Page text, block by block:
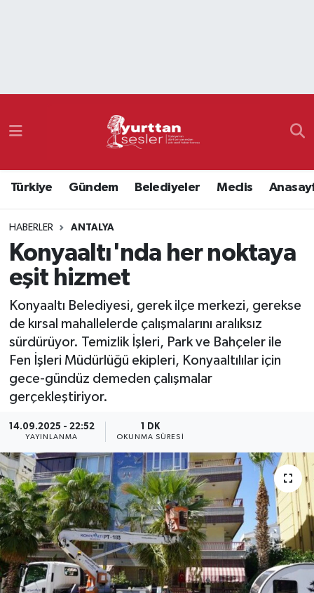
Türkiye Gündem Belediyeler Meclis
HABERLER ANTALYA
Konyaaltı'nda her noktaya
eşit hizmet
Konyaaltı Belediyesi, gerek ilçe merkezi, gerekse
de kırsal mahallelerde çalışmalarını aralıksız
sürdürüyor. Temizlik İşleri, Park ve Bahçeler ile
Fen İşleri Müdürlüğü ekipleri, Konyaaltılılar için
gece-gündüz demeden çalışmalar
gerçekleştiriyor.
14.09.2025 - 22:52
YAYINLANMA
1 DK
OKUNMA SÜRESI
Namaz Vakitleri
Süper Lig Puan Durumu ve Fikstür
Tüm Manşetler
Son Dakika Haberleri
Haber Arşivi